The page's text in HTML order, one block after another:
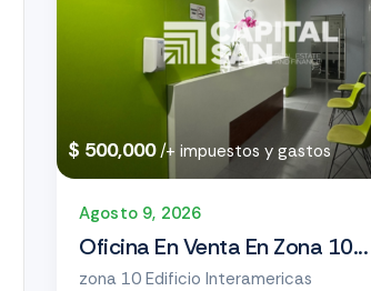
$ 500,000/+ impuestos y gastos
Agosto 9, 2026
Oficina En Venta En Zona 10...
zona 10 Edificio Interamericas